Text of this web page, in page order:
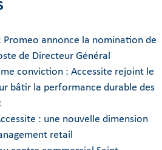
Promeo annonce la nomination de
de Directeur Général
conviction : Accessite rejoint le
bâtir la performance durable des
: une nouvelle dimension
retail